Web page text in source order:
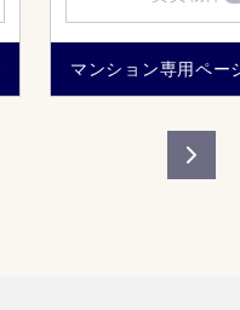
マンション専用ペー